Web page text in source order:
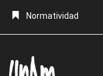
Normatividad